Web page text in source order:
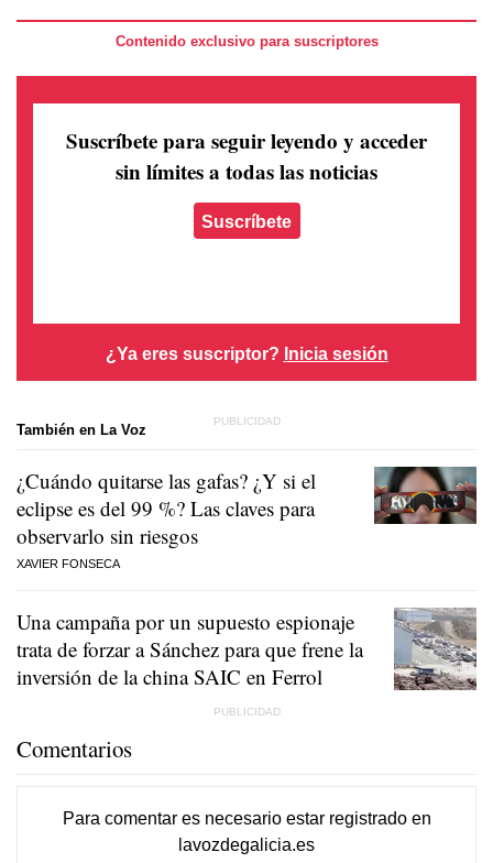
Contenido exclusivo para suscriptores
Suscríbete para seguir leyendo y acceder
sin límites a todas las noticias
Suscríbete
¿Ya eres suscriptor? Inicia sesión
También en La Voz
¿Cuándo quitarse las gafas? ¿Y si el
eclipse es del 99 %? Las claves para
observarlo sin riesgos
XAVIER FONSECA
Una campaña por un supuesto espionaje
trata de forzar a Sánchez para que frene la
inversión de la china SAIC en Ferrol
Comentarios
Para comentar es necesario estar registradoen
lavozdegalicia.es